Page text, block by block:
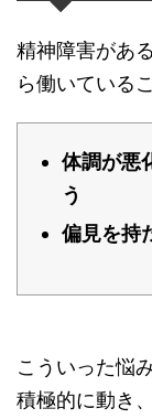
精神障害があ
ら働いている
体調が悪
う
偏見を持
こういった悩
積極的に動き